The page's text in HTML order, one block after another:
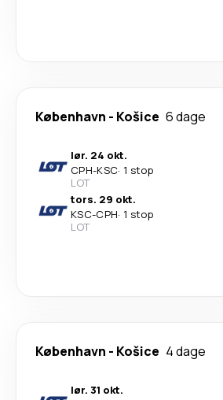
København - Košice 6 dage
lør. 24 okt.
CPH-KSC· 1 stop
LOT
tors. 29 okt.
KSC-CPH· 1 stop
LOT
København - Košice 4 dage
lør. 31 okt.